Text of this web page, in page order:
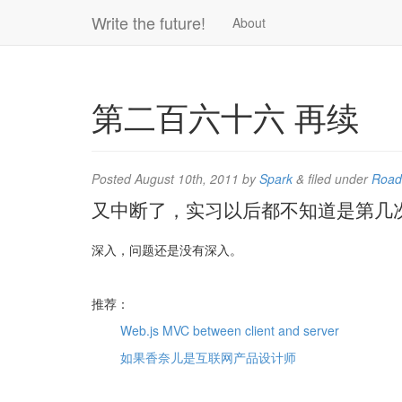
Write the future! About
第二百六十六 再续
PostedAugust 10th, 2011 bySpark & filed underRoad
又中断了，实习以后都不知道是第几
深入，问题还是没有深入。
推荐：
Web.js MVC between client and server
如果香奈儿是互联网产品设计师